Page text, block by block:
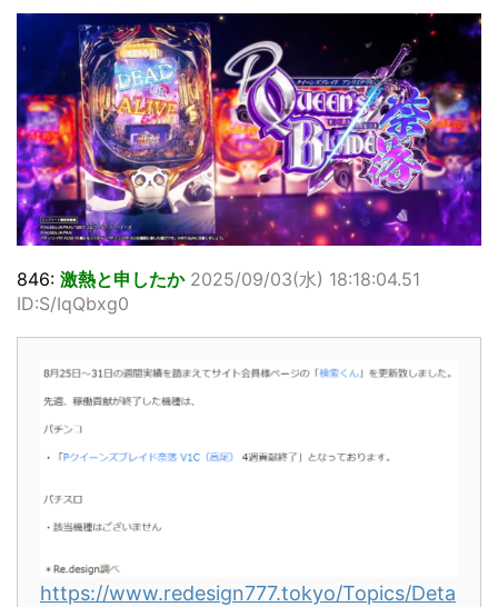
846: 激熱と申したか 2025/09/03(水) 18:18:04.51
ID:S/IqQbxg0
https://www.redesign777.tokyo/Topics/Deta